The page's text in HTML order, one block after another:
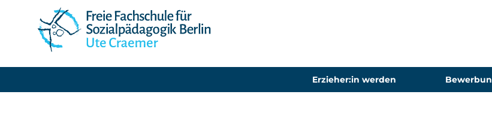
Erzieher:in werden